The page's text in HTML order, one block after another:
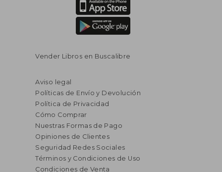
Vender Libros en Buscalibre
Aviso legal
Políticas de Envío y Devolución
Política de Privacidad
Cómo Comprar
Nuestras Formas de Pago
Opiniones de Clientes
Seguridad Redes Sociales
Términos y Condiciones de Uso
Condiciones de Venta